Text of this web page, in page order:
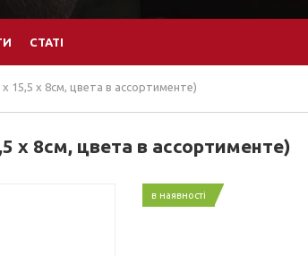
СТАТІ
15,5 x 8см, цвета в ассортименте)
x 8см, цвета в ассортименте)
в наявності